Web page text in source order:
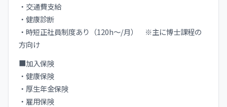
・交通費支給
・健康診断
・時短正社員制度あり（120h〜/月） ※主に博士課程の
方向け
■加入保険
・健康保険
・厚⽣年⾦保険
・雇⽤保険